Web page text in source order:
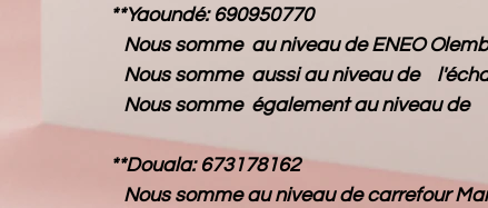
**Yaoundé: 690950770
Nous somme au niveau de ENEO
Nous somme aussi au niveau de
Nous somme également au
**Douala: 673178162
Nous somme au niveau de carrefour